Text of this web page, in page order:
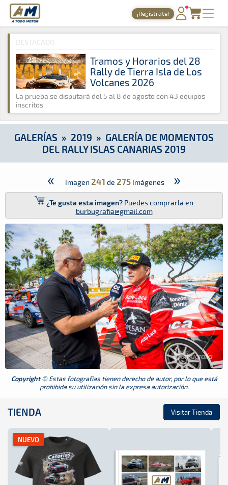
A Todo Motor · Revista del motor desde 1999
¡Regístrate!
PORTADA
TIEMPOS ONLINE
NOTICIAS
AGENDA
GALERÍAS
TIENDA
ARCHIVO
A Todo Motor » Galerías » 2019 » Galería de Momentos del
Tramos y Horarios del 28
Rally de Tierra Isla de Los
Volcanes 2026
La prueba se disputará del 5 al 8 de agosto con 43 equipos
inscritos
GALERÍAS » 2019 » GALERÍA DE MOMENTOS
DEL RALLY ISLAS CANARIAS 2019
« Imagen 241 de 275 Imágenes »
¿Te gusta esta imagen? Puedes comprarla en
burbugrafia@gmail.com
Copyright© Estas fotografias tienen derecho de autor, por lo que está
prohibida su utilización sin la expresa autorización.
TIENDA Visitar Tienda
NUEVO